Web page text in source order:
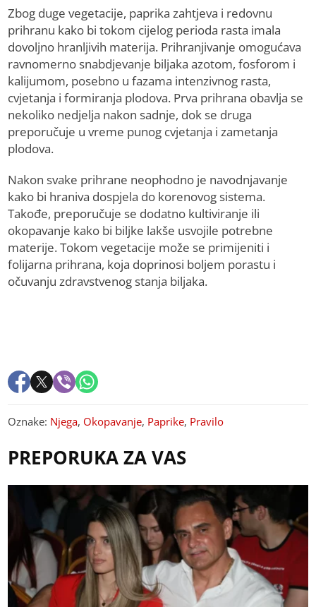
Zbog duge vegetacije, paprika zahtjeva i redovnu
prihranu kako bi tokom cijelog perioda rasta imala
dovoljno hranljivih materija. Prihranjivanje omogućava
ravnomerno snabdjevanje biljaka azotom, fosforom i
kalijumom, posebno u fazama intenzivnog rasta,
cvjetanja i formiranja plodova. Prva prihrana obavlja se
nekoliko nedjelja nakon sadnje, dok se druga
preporučuje u vreme punog cvjetanja i zametanja
plodova.
Nakon svake prihrane neophodno je navodnjavanje
kako bi hraniva dospjela do korenovog sistema.
Takođe, preporučuje se dodatno kultiviranje ili
okopavanje kako bi biljke lakše usvojile potrebne
materije. Tokom vegetacije može se primijeniti i
folijarna prihrana, koja doprinosi boljem porastu i
očuvanju zdravstvenog stanja biljaka.
Oznake: Njega, Okopavanje, Paprike, Pravilo
PREPORUKA ZA VAS